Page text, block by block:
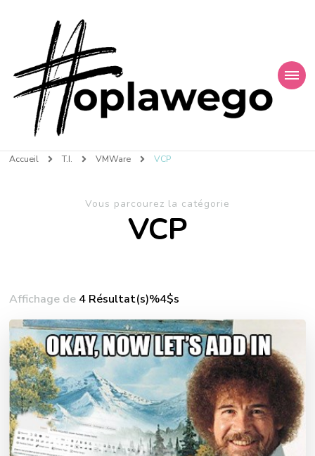
Accueil T.I. VMWare VCP
Vous parcourez la catégorie
VCP
Affichage de 4 Résultat(s)%4$s